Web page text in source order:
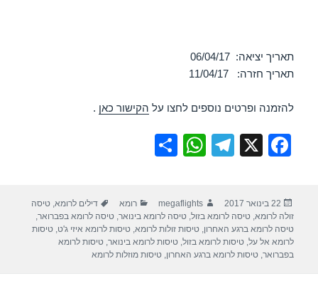
תאריך יציאה: 06/04/17
תאריך חזרה: 11/04/17
להזמנה ופרטים נוספים לחצו על הקישור כאן .
F
e
b
o
X
T
gr
a
m
W
s
A
p
e
פורסם
בתאריך
22 בינואר 2017 מחבר
megaflights קטגוריות
רומא תגיות
דילים לרומא,טיסה
זולה לרומא,טיסה לרומא בזול,טיסה לרומא בינואר,טיסה לרומא בפברואר,
טיסה לרומא ברגע האחרון,טיסות זולות לרומא,טיסות לרומא איזי ג'ט,טיסות
לרומא אל על,טיסות לרומא בזול,טיסות לרומא בינואר,טיסות לרומא
בפברואר,טיסות לרומא ברגע האחרון,טיסות מוזלות לרומא